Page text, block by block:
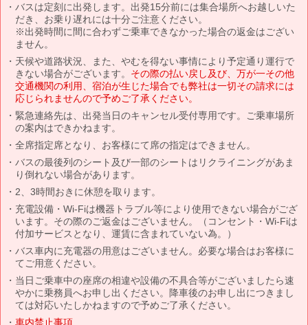
バスは定刻に出発します。出発15分前には集合場所へお越しいた
だき、お乗り遅れには十分ご注意ください。
※出発時間に間に合わずご乗車できなかった場合の返金はござい
ません。
天候や道路状況、また、やむを得ない事情により予定通り運行で
きない場合がございます。 その際の払い戻し及び、万が一その他
交通機関の利用、宿泊が生じた場合でも弊社は一切その請求には
応じられませんので予めご了承ください。
緊急連絡先は、出発当日のキャンセル受付専用です。ご乗車場所
の案内はできかねます。
全席指定席となり、お客様にて席の指定はできません。
バスの最後列のシート及び一部のシートはリクライニングがあま
り倒れない場合があります。
2、3時間おきに休憩を取ります。
充電設備・Wi-Fiは機器トラブル等により使用できない場合がござ
います。その際のご返金はございません。（コンセント・Wi-Fiは
付加サービスとなり、運賃に含まれていない為。）
バス車内に充電器の用意はございません。必要な場合はお客様に
てご用意ください。
当日ご乗車中の座席の相違や設備の不具合等がございましたら速
やかに乗務員へお申し出ください。降車後のお申し出につきまし
ては対応いたしかねますので予めご了承ください。
車内禁止事項